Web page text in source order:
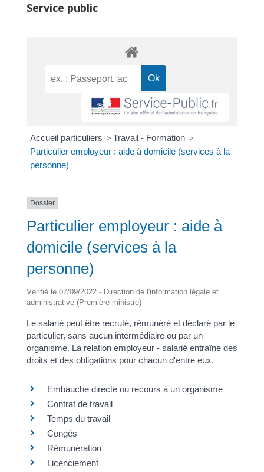
Service public
Accueil particuliers > Travail - Formation >
Particulier employeur : aide à domicile (services à la
personne)
Dossier
Particulier employeur : aide à
domicile (services à la
personne)
Vérifié le 07/09/2022 - Direction de l'information légale et
administrative (Première ministre)
Le salarié peut être recruté, rémunéré et déclaré par le
particulier, sans aucun intermédiaire ou par un
organisme. La relation employeur - salarié entraîne des
droits et des obligations pour chacun d'entre eux.
Embauche directe ou recours à un organisme
Contrat de travail
Temps du travail
Congés
Rémunération
Licenciement